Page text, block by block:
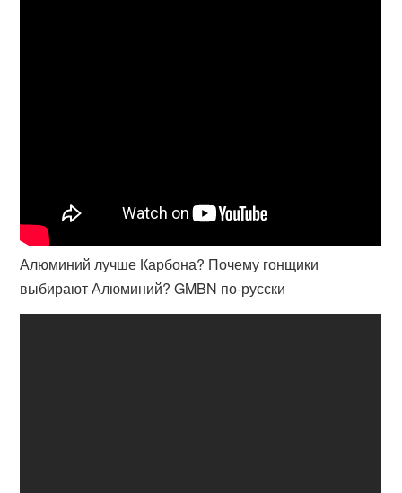
Алюминий лучше Карбона? Почему гонщики
выбирают Алюминий? GMBN по-русски